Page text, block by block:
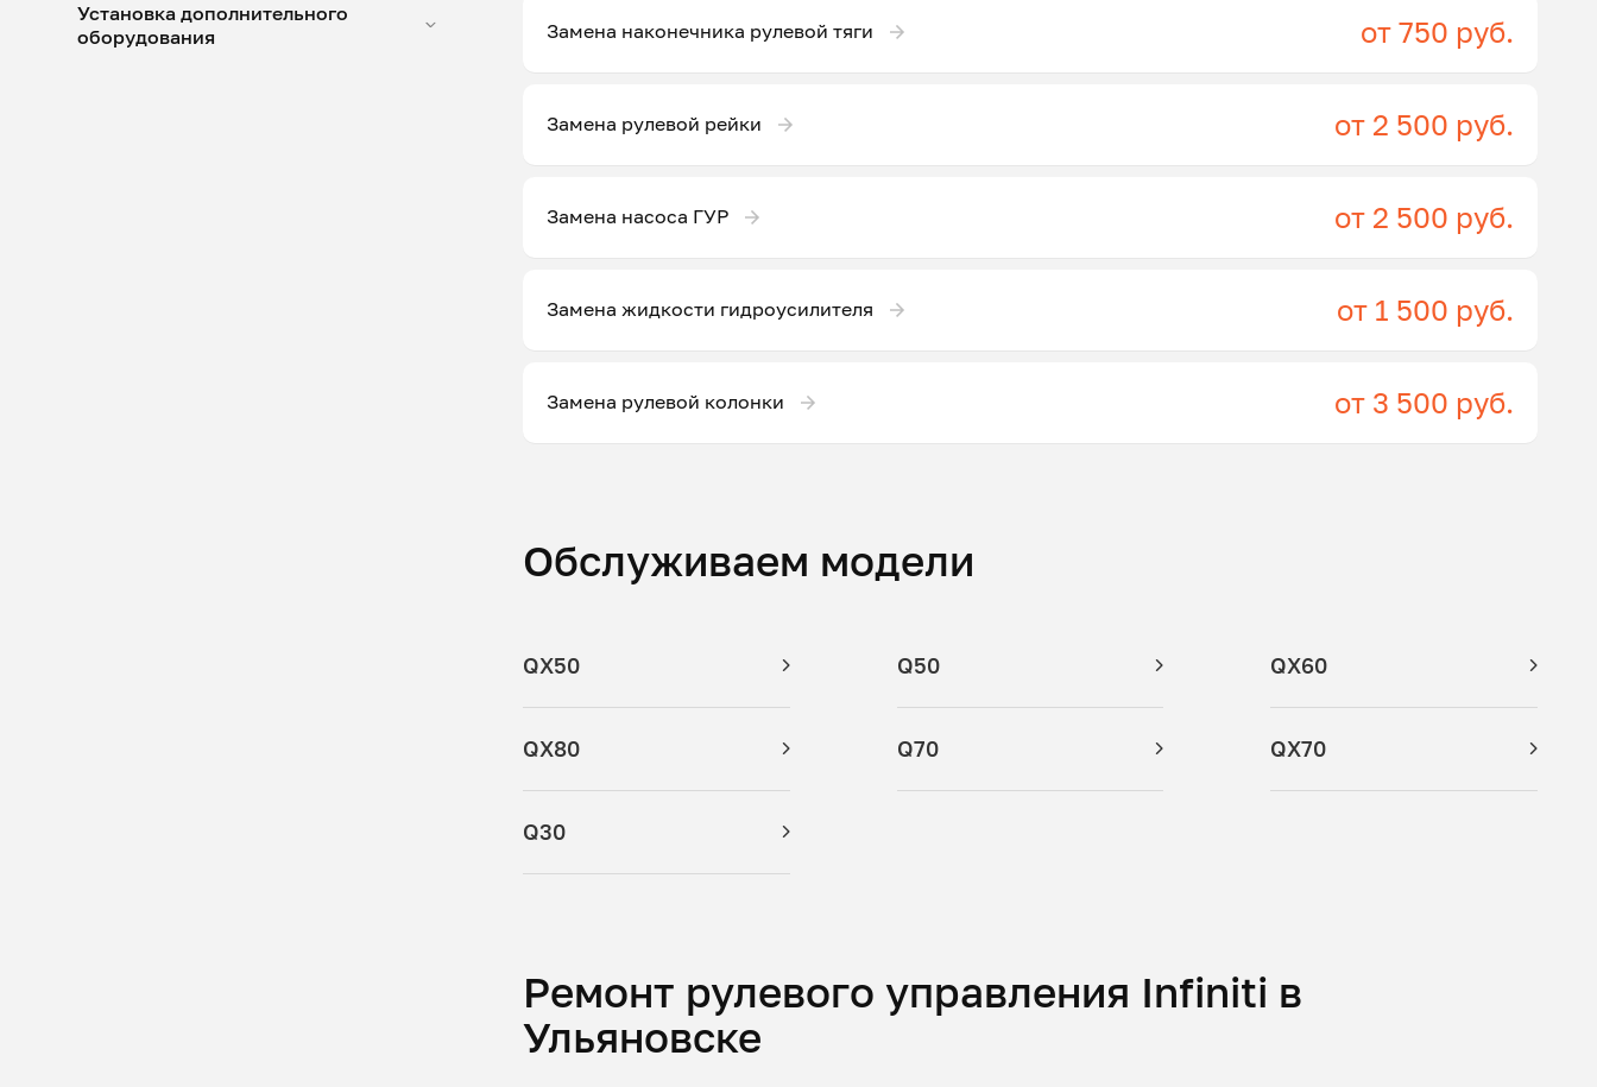
Установка дополнительного
оборудования
Замена наконечника рулевой тяги от 750 руб.
Замена рулевой рейки от 2 500 руб.
Замена насоса ГУР от 2 500 руб.
Замена жидкости гидроусилителя от 1 500 руб.
Замена рулевой колонки от 3 500 руб.
Обслуживаем модели
QX50 Q50 QX60
QX80 Q70 QX70
Q30
Ремонт рулевого управления Infiniti в
Ульяновске